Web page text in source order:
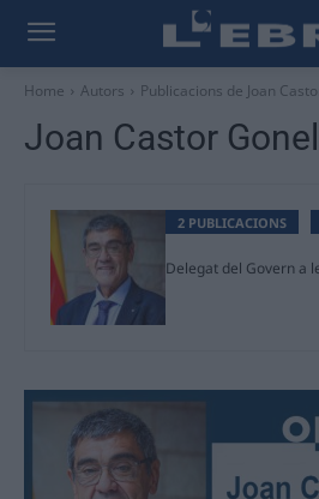
Home Autors Publicacions de Joan
Joan Castor
2 PUBLICACIONS
Delegat del Govern a